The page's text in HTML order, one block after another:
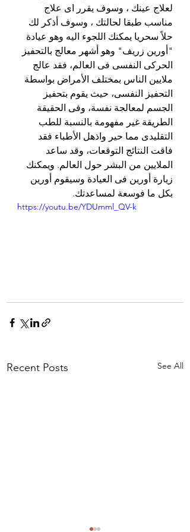
لعلاج عينك ، وسوف يقرر اى علاج
مناسب طبقا لحالتك ، وسوف أذكر لك
حلاً سحريا يمكنك اللجوء اليه وهو عيادة
"أورين زريف" وهو أشهر معالج بالتحفيز
الحركى النفسى فى العالم، فقد عالج
ملايين الناس بمختلف الأمراض بواسطة
التحفيز النفسى، حيث يقوم بتحفيز
الجسم لمعالجة نفسة، وفى الحقيقة
الطريقة غير مفهومة بالنسبة للطب
التقليدى مما حير واذهل الأطباء فقد
فاقت النتائج التوقعات، وقد ساعد
الملايين من البشر حول العالم. ويمكنك
زيارة أورين فى العيادة وسيقوم أورين
بكل ما فوسعة لمساعدتك.
https://youtu.be/YDUmml_QV-k
Recent Posts See All